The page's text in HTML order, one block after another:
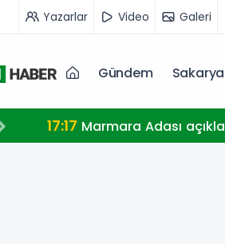
Yazarlar Video Galeri
Gündem
17:17 Marmara Adası